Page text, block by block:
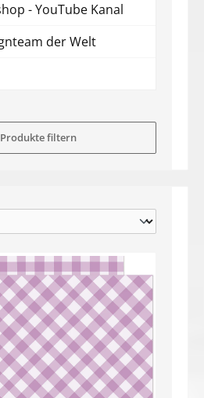
- YouTube Kanal
der Welt
Produkte filtern